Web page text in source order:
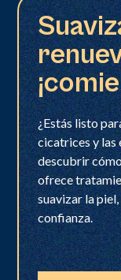
¿Estás listo
cicatrices y las
descubrir
ofrece
suavizar la
confianza.